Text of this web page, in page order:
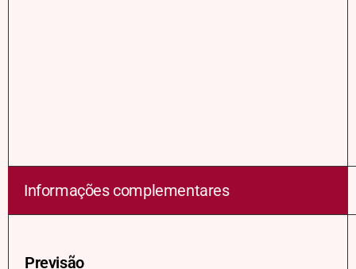
Informações complementares
Previsão